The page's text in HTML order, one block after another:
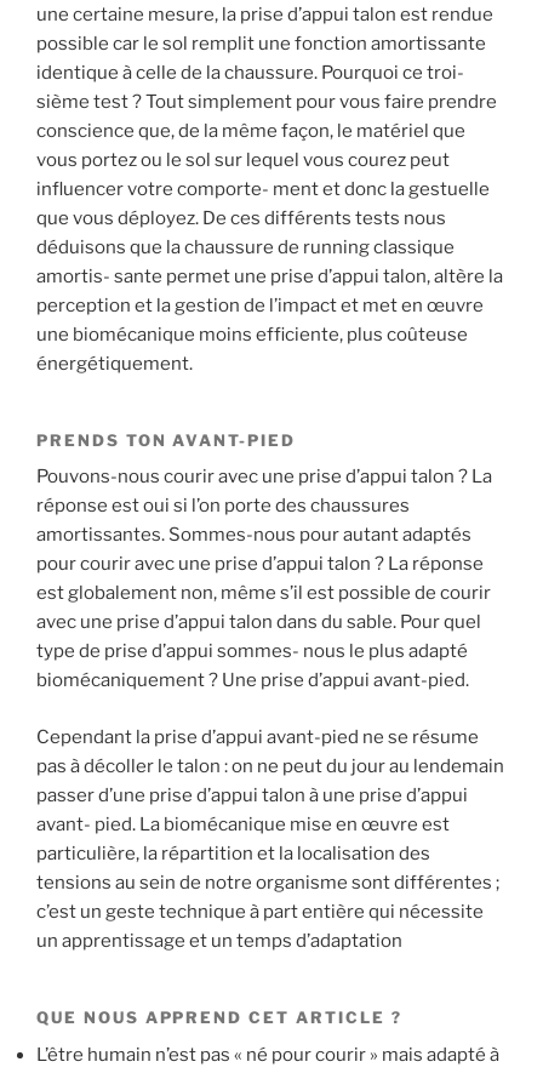
une certaine mesure, la prise d’appui talon est rendue
possible car le sol remplit une fonction amortissante
identique à celle de la chaussure. Pourquoi ce troi-
sième test ? Tout simplement pour vous faire prendre
conscience que, de la même façon, le matériel que
vous portez ou le sol sur lequel vous courez peut
influencer votre comporte- ment et donc la gestuelle
que vous déployez. De ces différents tests nous
déduisons que la chaussure de running classique
amortis- sante permet une prise d’appui talon, altère la
perception et la gestion de l’impact et met en œuvre
une biomécanique moins efficiente, plus coûteuse
énergétiquement.
PRENDS TON AVANT-PIED
Pouvons-nous courir avec une prise d’appui talon ? La
réponse est oui si l’on porte des chaussures
amortissantes. Sommes-nous pour autant adaptés
pour courir avec une prise d’appui talon ? La réponse
est globalement non, même s’il est possible de courir
avec une prise d’appui talon dans du sable. Pour quel
type de prise d’appui sommes- nous le plus adapté
biomécaniquement ? Une prise d’appui avant-pied.
Cependant la prise d’appui avant-pied ne se résume
pas à décoller le talon : on ne peut du jour au lendemain
passer d’une prise d’appui talon à une prise d’appui
avant- pied. La biomécanique mise en œuvre est
particulière, la répartition et la localisation des
tensions au sein de notre organisme sont différentes ;
c’est un geste technique à part entière qui nécessite
un apprentissage et un temps d’adaptation
QUE NOUS APPREND CET ARTICLE ?
L’être humain n’est pas « né pour courir » mais adapté à